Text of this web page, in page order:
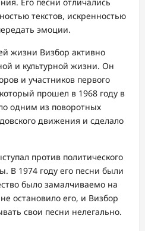
текстов, искренностью
эмоции.
жизни Визбор активно
и культурной жизни. Он
и участников первого
прошел в 1968 году в
одним из поворотных
движения и сделало
против политического
В 1974 году его песни были
было замалчиваемо на
остановило его, и Визбор
свои песни нелегально.